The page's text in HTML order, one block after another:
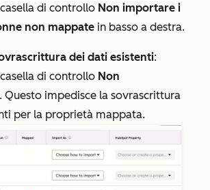
di controllo Non importare i
non mappate in basso a destra.
dei dati esistenti:
di controllo Non
. Questo impedisce la sovrascrittura
per la proprietà mappata.